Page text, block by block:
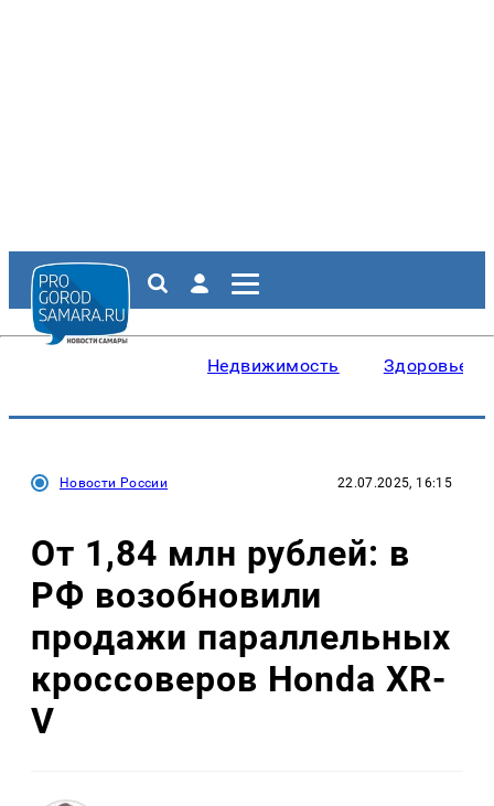
Недвижимость Здоровье
Новости России 22.07.2025, 16:15
От 1,84 млн рублей: в
РФ возобновили
продажи параллельных
кроссоверов Honda XR-
V